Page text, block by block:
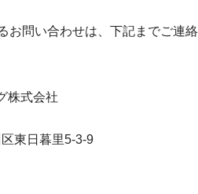
お問い合わせは、下記までご連絡
株式会社
東日暮里5-3-9